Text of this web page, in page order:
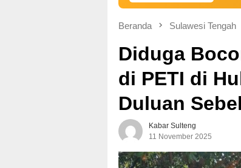
Beranda Sulawesi Tengah
Diduga
di PETI di
Duluan
Kabar Sulteng
11 November 2025